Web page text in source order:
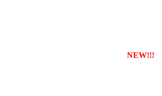
таксі з будь-якого міста NEW!!!